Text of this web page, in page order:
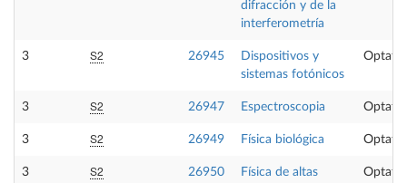
difracción y de la
interferometría
3 S2 26945
Dispositivos y
sistemas fotónicos
3 S2 26947 Espectroscopia
3 S2 26949 Física biológica
3 S2 26950
Física de altas